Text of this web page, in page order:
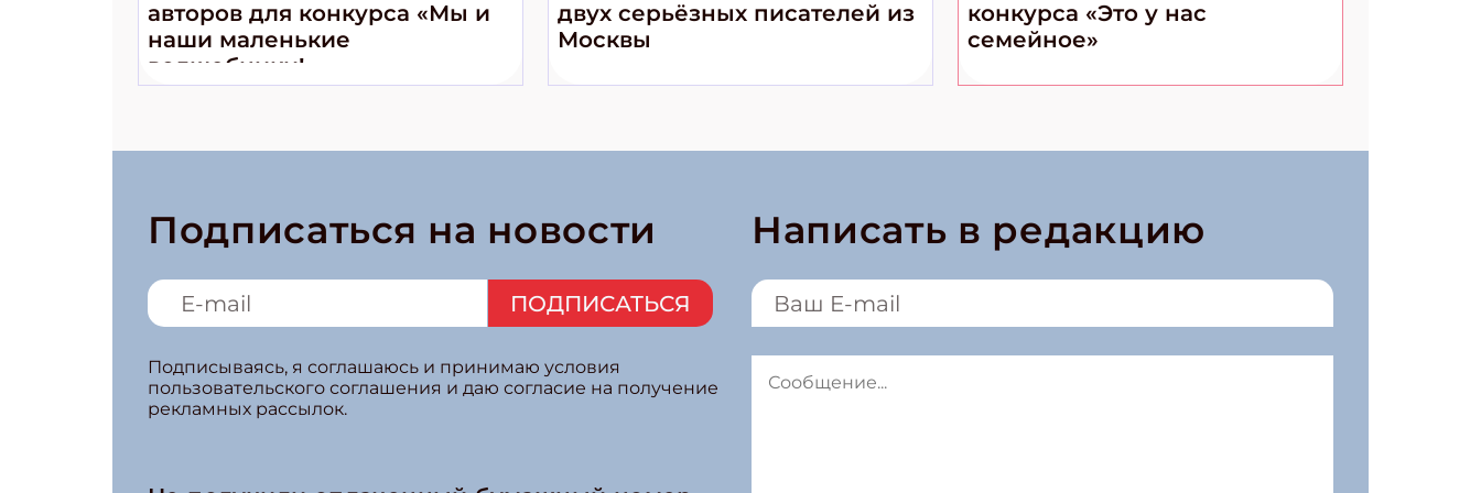
авторов для конкурса «Мы и
наши маленькие
волшебники!»
двух серьёзных писателей из
Москвы
конкурса «Это у нас
семейное»
Подписаться на новости
ПОДПИСАТЬСЯ
Подписываясь, я соглашаюсь и принимаю условия
пользовательского соглашения и даю согласие на получение
рекламных рассылок.
Написать в редакцию